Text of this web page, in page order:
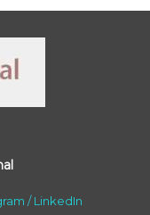
/LinkedIn